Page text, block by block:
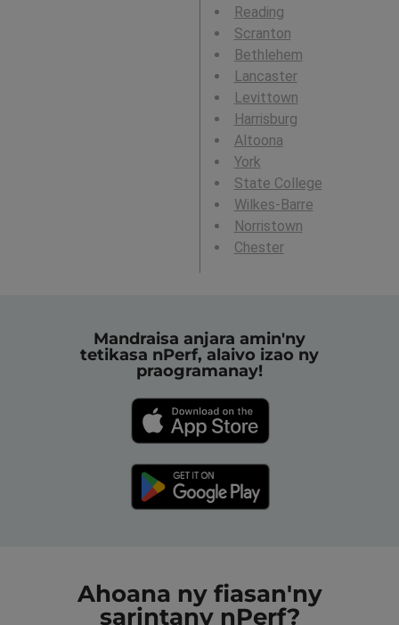
Reading
Scranton
Bethlehem
Lancaster
Levittown
Harrisburg
Altoona
York
State College
Wilkes-Barre
Norristown
Chester
Mandraisa anjara amin'ny
tetikasa nPerf, alaivo izao ny
praogramanay!
Ahoana ny fiasan'ny
sarintany nPerf?